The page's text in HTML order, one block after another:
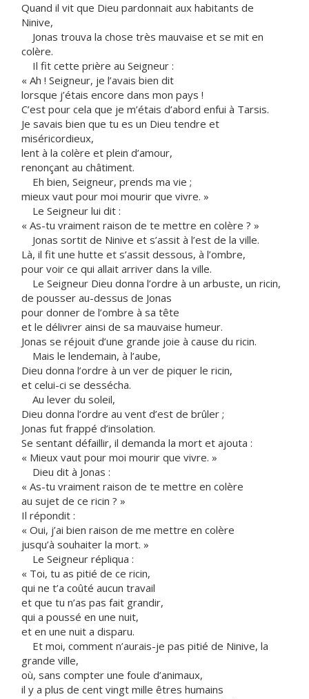
Quand il vit que Dieu pardonnait aux habitants de
Ninive,
Jonas trouva la chose très mauvaise et se mit en
colère.
Il fit cette prière au Seigneur :
« Ah ! Seigneur, je l’avais bien dit
lorsque j’étais encore dans mon pays !
C’est pour cela que je m’étais d’abord enfui à Tarsis.
Je savais bien que tu es un Dieu tendre et
miséricordieux,
lent à la colère et plein d’amour,
renonçant au châtiment.
Eh bien, Seigneur, prends ma vie ;
mieux vaut pour moi mourir que vivre. »
Le Seigneur lui dit :
« As-tu vraiment raison de te mettre en colère ? »
Jonas sortit de Ninive et s’assit à l’est de la ville.
Là, il fit une hutte et s’assit dessous, à l’ombre,
pour voir ce qui allait arriver dans la ville.
Le Seigneur Dieu donna l’ordre à un arbuste, un ricin,
de pousser au-dessus de Jonas
pour donner de l’ombre à sa tête
et le délivrer ainsi de sa mauvaise humeur.
Jonas se réjouit d’une grande joie à cause du ricin.
Mais le lendemain, à l’aube,
Dieu donna l’ordre à un ver de piquer le ricin,
et celui-ci se dessécha.
Au lever du soleil,
Dieu donna l’ordre au vent d’est de brûler ;
Jonas fut frappé d’insolation.
Se sentant défaillir, il demanda la mort et ajouta :
« Mieux vaut pour moi mourir que vivre. »
Dieu dit à Jonas :
« As-tu vraiment raison de te mettre en colère
au sujet de ce ricin ? »
Il répondit :
« Oui, j’ai bien raison de me mettre en colère
jusqu’à souhaiter la mort. »
Le Seigneur répliqua :
« Toi, tu as pitié de ce ricin,
qui ne t’a coûté aucun travail
et que tu n’as pas fait grandir,
qui a poussé en une nuit,
et en une nuit a disparu.
Et moi, comment n’aurais-je pas pitié de Ninive, la
grande ville,
où, sans compter une foule d’animaux,
il y a plus de cent vingt mille êtres humains